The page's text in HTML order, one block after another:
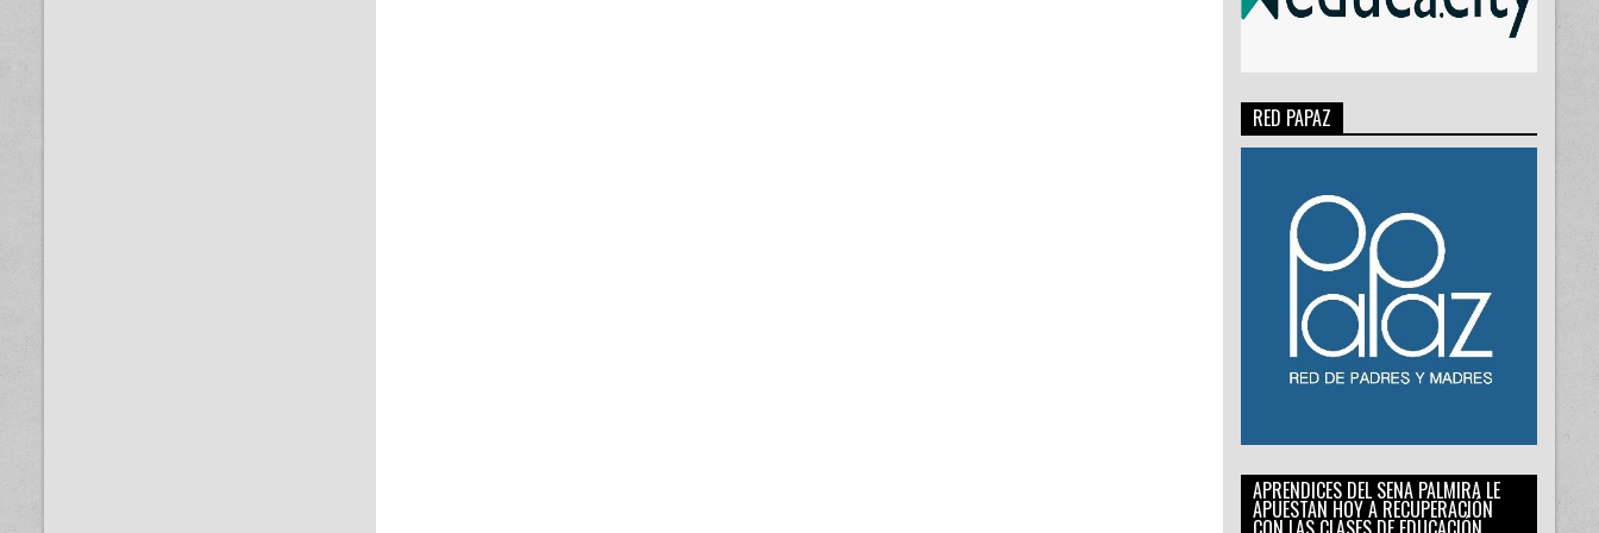
RED PAPAZ
APRENDICES DEL SENA PALMIRA LE
APUESTAN HOY A RECUPERACIÓN